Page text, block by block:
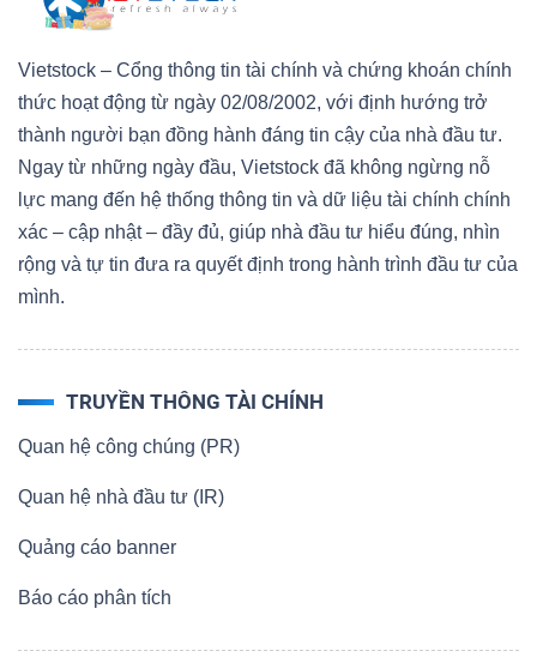
Vietstock – Cổng thông tin tài chính và chứng khoán chính
thức hoạt động từ ngày 02/08/2002, với định hướng trở
thành người bạn đồng hành đáng tin cậy của nhà đầu tư.
Ngay từ những ngày đầu, Vietstock đã không ngừng nỗ
lực mang đến hệ thống thông tin và dữ liệu tài chính chính
xác – cập nhật – đầy đủ, giúp nhà đầu tư hiểu đúng, nhìn
rộng và tự tin đưa ra quyết định trong hành trình đầu tư của
mình.
TRUYỀN THÔNG TÀI CHÍNH
Quan hệ công chúng (PR)
Quan hệ nhà đầu tư (IR)
Quảng cáo banner
Báo cáo phân tích